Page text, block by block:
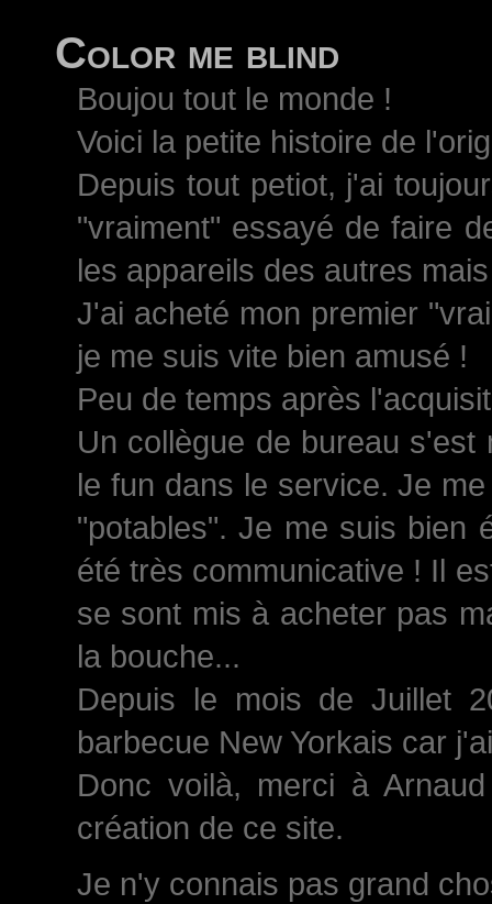
Color me blind
Boujou tout le monde !
Voici la petite histoire de
Depuis tout petiot, j'ai
"vraiment" essayé de faire
les appareils des autres
J'ai acheté mon premier
je me suis vite bien amusé !
Peu de temps après
Un collègue de bureau
le fun dans le service. Je
"potables". Je me suis bien
été très communicative ! Il
se sont mis à acheter pas
la bouche...
Depuis le mois de Juillet
barbecue New Yorkais car
Donc voilà, merci à
création de ce site.
Je n'y connais pas grand